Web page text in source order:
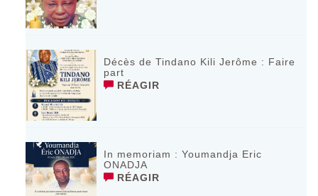
Décès de Tindano Kili Jerôme : Faire
part
RÉAGIR
In memoriam : Youmandja Eric
ONADJA
RÉAGIR